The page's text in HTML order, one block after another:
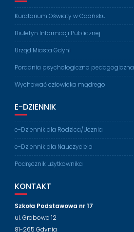
Kuratorium Oświaty w Gdańsku
Biuletyn Informacji Publicznej
Urząd Miasta Gdyni
Poradnia psychologiczno pedagogiczna
Wychować człowieka mądrego
E-DZIENNIK
e-Dziennik dla Rodzica/Ucznia
e-Dziennik dla Nauczyciela
Podręcznik użytkownika
KONTAKT
Szkoła Podstawowa nr 17
ul. Grabowo 12
81-265 Gdynia